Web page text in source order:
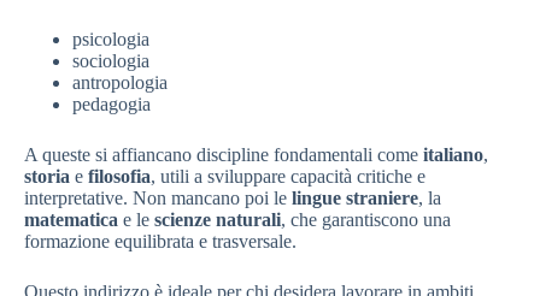
psicologia
sociologia
antropologia
pedagogia
A queste si affiancano discipline fondamentali come italiano,
storia e filosofia, utili a sviluppare capacità critiche e
interpretative. Non mancano poi le lingue straniere, la
matematica e le scienze naturali, che garantiscono una
formazione equilibrata e trasversale.
Questo indirizzo è ideale per chi desidera lavorare in ambiti